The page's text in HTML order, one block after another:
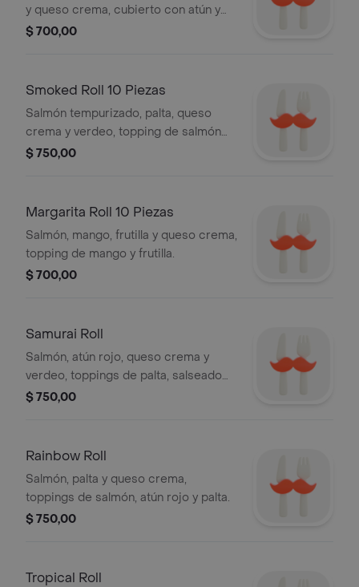
y queso crema, cubierto con atún y
palta. Incluye 10 piezas.
$ 700,00
Smoked Roll 10 Piezas
Salmón tempurizado, palta, queso
crema y verdeo, topping de salmón
ahumado, salseado con fuji y
$ 750,00
Margarita Roll 10 Piezas
Salmón, mango, frutilla y queso crema,
topping de mango y frutilla.
$ 700,00
Samurai Roll
Salmón, atún rojo, queso crema y
verdeo, toppings de palta, salseado
de fuji y teriyaki, terminado con
$ 750,00
Rainbow Roll
Salmón, palta y queso crema,
toppings de salmón, atún rojo y palta.
$ 750,00
Tropical Roll